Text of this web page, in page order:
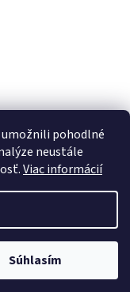
umožnili pohodlné
neustále
Viac informácií
Súhlasím
vyhradené.Upraviť